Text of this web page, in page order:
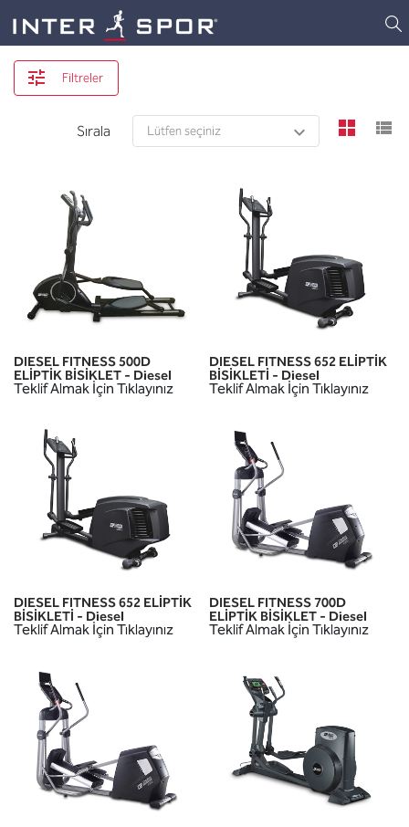
Filtreler
Sırala
DIESEL FITNESS 500D
ELİPTİK BİSİKLET - Diesel
Teklif Almak İçin Tıklayınız
DIESEL FITNESS 652 ELİPTİK
BİSİKLETİ - Diesel
Teklif Almak İçin Tıklayınız
DIESEL FITNESS 652 ELİPTİK
BİSİKLETİ - Diesel
Teklif Almak İçin Tıklayınız
DIESEL FITNESS 700D
ELİPTİK BİSİKLET - Diesel
Teklif Almak İçin Tıklayınız